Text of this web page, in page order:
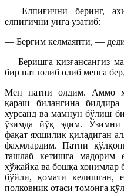
— Елпиғични беринг,
елпиғични унга узатиб:
— Бергим келмаяпти, —
— Беришга қизғансангиз
бир пат юлиб олиб менга
Мен патни олдим. Аммо
қараш билангина
хурсанд ва мамнун бўлиш
ўзимда йўқ эдим. Ўзимни
фақат яхшилик қиладиган
фаҳмлардим. Патни
ташлаб кетишга мадорим
хўжайка ва бошқа хонимлар
бўйли, қомати келишган,
полковник отаси томонга